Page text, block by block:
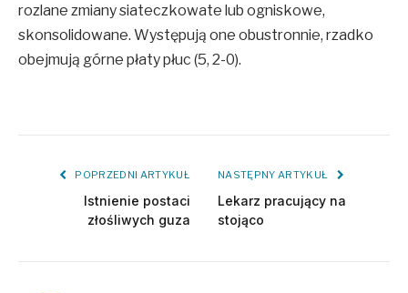
rozlane zmiany siateczkowate lub ogniskowe,
skonsolidowane. Występują one obustronnie, rzadko
obejmują górne płaty płuc (5, 2-0).
POPRZEDNI ARTYKUŁ
Istnienie postaci
złośliwych guza
NASTĘPNY ARTYKUŁ
Lekarz pracujący na
stojąco